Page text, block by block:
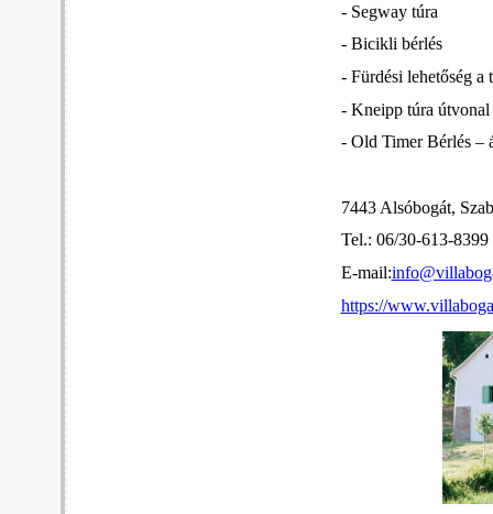
- Segway túra
- Bicikli bérlés
- Fürdési lehetőség a
- Kneipp túra útvonal
- Old Timer Bérlés –
7443 Alsóbogát,
Tel.: 06/30-613-8399
E-mail:
https://